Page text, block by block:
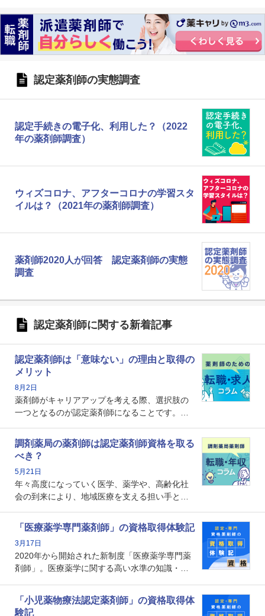
認定薬剤師の実態調査
認定手続きの電子化、利用した？（2022
年の薬剤師調査）
ウィズコロナ、アフターコロナの学習スタ
イルは？（2021年の薬剤師調査）
薬剤師2020人が回答 認定薬剤師の実態
調査
認定薬剤師に関する新着記事
認定薬剤師は「意味ない」の理由と取得の
メリット
8月2日
薬剤師がキャリアアップを考える際、選択肢の
一つとなるのが認定薬剤師になることです。し
という声を聞いたことがあるかもしれません。
本記事では、認定薬剤師が「意味ない」といわ
れる理由や、取得するメリット、年収・キャリ
アへの影響を解説します。
調剤薬局の薬剤師は認定薬剤師資格を取る
べき？
5月21日
年々高度になっていく医学、薬学や、高齢化社
会の到来により、地域医療を支える担い手とし
で、重要度が増しているのが認定薬剤師という
資格です。認定薬剤師とはいったいどんな資格
なのでしょうか。それを取得するとどのような
メリットがあるのでしょうか。
「医療薬学専門薬剤師」の資格取得体験記
3月17日
2020年から開始された新制度「医療薬学専門薬
剤師」。医療薬学に関する高い水準の知識・技
剤師としての専門性を示す客観的な根拠の一つ
となります。取得要件は多岐に渡り、審査も複
「小児薬物療法認定薬剤師」の資格取得体
験記